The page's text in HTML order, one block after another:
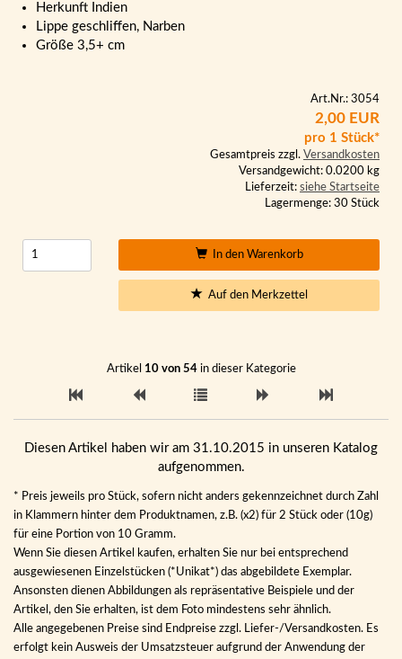
Herkunft Indien
Lippe geschliffen, Narben
Größe 3,5+ cm
Art.Nr.: 3054
2,00 EUR
pro 1 Stück*
Gesamtpreis zzgl. Versandkosten
Versandgewicht: 0.0200 kg
Lieferzeit: siehe Startseite
Lagermenge: 30 Stück
In den Warenkorb
Auf den Merkzettel
Artikel 10 von 54in dieser Kategorie
Diesen Artikel haben wir am 31.10.2015 in unseren Katalog
aufgenommen.
* Preis jeweils pro Stück, sofern nicht anders gekennzeichnet durch Zahl
in Klammern hinter dem Produktnamen, z.B. (x2) für 2 Stück oder (10g)
für eine Portion von 10 Gramm.
Wenn Sie diesen Artikel kaufen, erhalten Sie nur bei entsprechend
ausgewiesenen Einzelstücken (*Unikat*) das abgebildete Exemplar.
Ansonsten dienen Abbildungen als repräsentative Beispiele und der
Artikel, den Sie erhalten, ist dem Foto mindestens sehr ähnlich.
Alle angegebenen Preise sind Endpreise zzgl. Liefer-/Versandkosten. Es
erfolgt kein Ausweis der Umsatzsteuer aufgrund der Anwendung der